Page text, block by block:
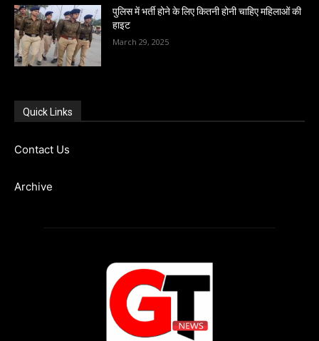
पुलिस में भर्ती होने के लिए कितनी होनी चाहिए महिलाओं की
हाइट
March 29, 2025
Quick Links
Contact Us
Archive